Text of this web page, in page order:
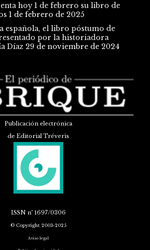
hoy 1 de febrero su libro de
1 de febrero de 2025
española, el libro póstumo de
por la historiadora
Díaz 29 de noviembre de 2024
Publicación electrónica
de Editorial Tréveris
ISSN nº 1697/0306
© Copyright 2003-2025
Aviso legal